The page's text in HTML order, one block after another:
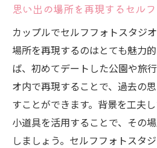
テーマに沿った衣装選
カップルの思い出作りに
タジオ活用術
写真撮影を記念日にす
セルフフォトスタジ
ズ
思い出を形に残すため
思い出の場所を再現するセル
カップルでセルフフォトスタジ
場所を再現するのはとても魅力
ば、初めてデートした公園や旅
オ内で再現することで、過去の
すことができます。背景を工夫
小道具を活用することで、その
しましょう。セルフフォトスタ